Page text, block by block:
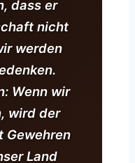
dass er
nicht
werden
Wenn wir
wird der
Gewehren
Land